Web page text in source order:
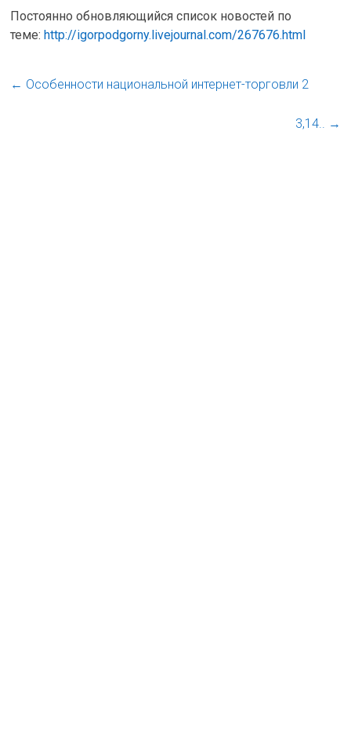
Постоянно обновляющийся список новостей по
теме:http://igorpodgorny.livejournal.com/267676.html
← Особенности национальной интернет-торговли 2
3,14.. →